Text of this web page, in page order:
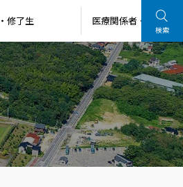
検索
修了生 医療関係者・ 一般の方